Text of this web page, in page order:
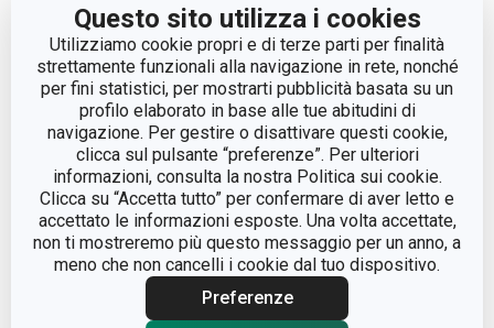
Questo sito utilizza i cookies
Utilizziamo cookie propri e di terze parti per finalità
strettamente funzionali alla navigazione in rete, nonché
per fini statistici, per mostrarti pubblicità basata su un
profilo elaborato in base alle tue abitudini di
navigazione. Per gestire o disattivare questi cookie,
clicca sul pulsante “preferenze”. Per ulteriori
informazioni, consulta la nostra Politica sui cookie.
Clicca su “Accetta tutto” per confermare di aver letto e
accettato le informazioni esposte. Una volta accettate,
non ti mostreremo più questo messaggio per un anno, a
meno che non cancelli i cookie dal tuo dispositivo.
Preferenze
CATEGORIA bicchiere
LINEA DI PRODOTTO UNO VINO
MATERIALE
plastica, vetro
borosilicato
TIPO caraffa
LAVAGGIO IN LAVASTOVIGLIE